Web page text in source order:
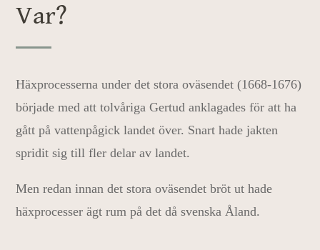
Var?
Häxprocesserna under det stora oväsendet (1668-1676)
började med att tolvåriga Gertud anklagades för att ha
gått på vattenpågick landet över. Snart hade jakten
spridit sig till fler delar av landet.
Men redan innan det stora oväsendet bröt ut hade
häxprocesser ägt rum på det då svenska Åland.